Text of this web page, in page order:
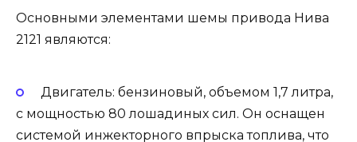
Основными элементами шемы привода Нива
2121 являются:
Двигатель: бензиновый, объемом 1,7 литра,
с мощностью 80 лошадиных сил. Он оснащен
системой инжекторного впрыска топлива, что